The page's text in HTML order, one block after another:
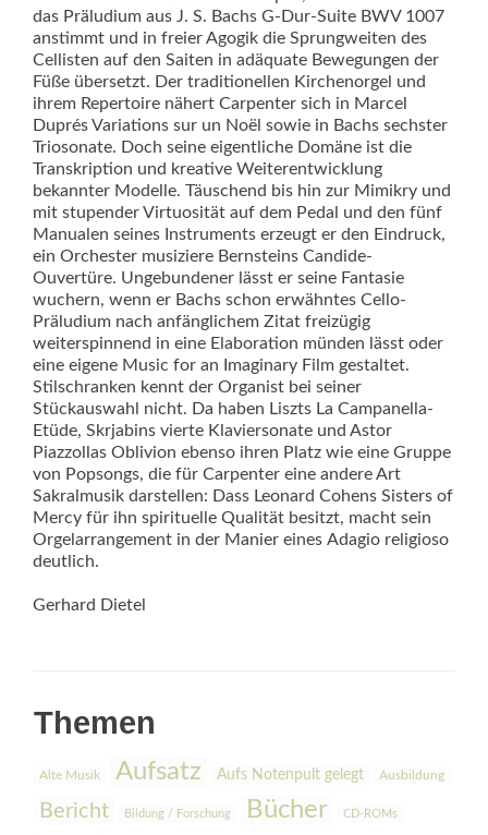
das Präludium aus J. S. Bachs G-Dur-Suite BWV 1007
anstimmt und in freier Agogik die Sprungweiten des
Cellisten auf den Saiten in adäquate Bewegungen der
Füße übersetzt. Der traditionellen Kirchenorgel und
ihrem Repertoire nähert Carpenter sich in Marcel
Duprés Variations sur un Noël sowie in Bachs sechster
Triosonate. Doch seine eigentliche Domäne ist die
Transkription und kreative Weiterentwicklung
bekannter Modelle. Täuschend bis hin zur Mimikry und
mit stupender Virtuosität auf dem Pedal und den fünf
Manualen seines Instruments erzeugt er den Eindruck,
ein Orches­ter musiziere Bernsteins Candide-
Ouvertüre. Ungebundener lässt er seine Fantasie
wuchern, wenn er Bachs schon erwähntes Cello-
Präludium nach anfänglichem Zitat freizügig
weiterspinnend in eine Elaboration münden lässt oder
eine eigene Music for an Imaginary Film gestaltet.
Stilschranken kennt der Organist bei seiner
Stückauswahl nicht. Da haben Liszts La Campanella-
Etüde, Skrjabins vierte Klaviersonate und Astor
Piazzollas Oblivion ebenso ihren Platz wie eine Gruppe
von Popsongs, die für Carpenter eine andere Art
Sakralmusik darstellen: Dass Leonard Cohens Sisters of
Mercy für ihn spirituelle Qualität besitzt, macht sein
Orgelarrangement in der Manier eines Adagio religioso
deutlich.
Gerhard Dietel
Themen
Alte Musik Aufsatz Aufs Notenpult gelegt Ausbildung
Bericht Bildung / Forschung Bücher CD-ROMs